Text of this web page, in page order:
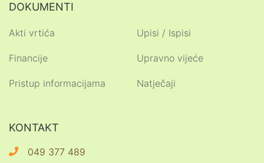
DOKUMENTI
Akti vrtića
Financije
Pristup informacijama
Upisi / Ispisi
Upravno vijeće
Natječaji
KONTAKT
049 377 489